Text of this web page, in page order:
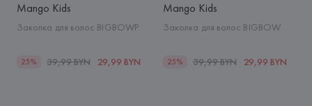
Mango Kids
Заколка для волос BIGBOWP
25% 39,99 BYN 29,99 BYN
Mango Kids
Заколка для волос BIGBOW
25% 39,99 BYN 29,99 BYN